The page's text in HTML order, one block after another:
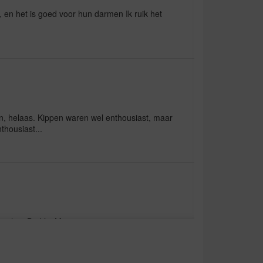
en het is goed voor hun darmen Ik ruik het
helaas. Kippen waren wel enthousiast, maar
Brek’s. Merci